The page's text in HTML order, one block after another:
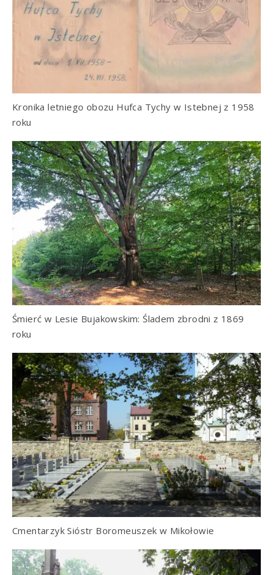
Kronika letniego obozu Hufca Tychy w Istebnej z 1958
roku
Śmierć w Lesie Bujakowskim: Śladem zbrodni z 1869
roku
Cmentarzyk Sióstr Boromeuszek w Mikołowie